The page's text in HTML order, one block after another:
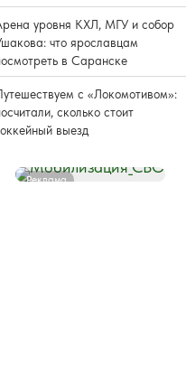
уровня КХЛ, МГУ и собор
что ярославцам
в Саранске
с «Локомотивом»:
сколько стоит
выезд
Реклама